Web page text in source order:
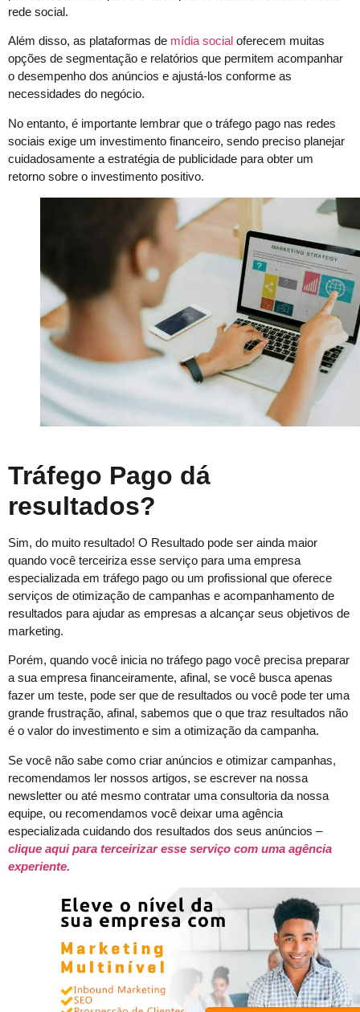
rede social.
Além disso, as plataformas de mídia social oferecem muitas
opções de segmentação e relatórios que permitem acompanhar
o desempenho dos anúncios e ajustá-los conforme as
necessidades do negócio.
No entanto, é importante lembrar que o tráfego pago nas redes
sociais exige um investimento financeiro, sendo preciso planejar
cuidadosamente a estratégia de publicidade para obter um
retorno sobre o investimento positivo.
Tráfego Pago dá
resultados?
Sim, do muito resultado! O Resultado pode ser ainda maior
quando você terceiriza esse serviço para uma empresa
especializada em tráfego pago ou um profissional que oferece
serviços de otimização de campanhas e acompanhamento de
resultados para ajudar as empresas a alcançar seus objetivos de
marketing.
Porém, quando você inicia no tráfego pago você precisa preparar
a sua empresa financeiramente, afinal, se você busca apenas
fazer um teste, pode ser que de resultados ou você pode ter uma
grande frustração, afinal, sabemos que o que traz resultados não
é o valor do investimento e sim a otimização da campanha.
Se você não sabe como criar anúncios e otimizar campanhas,
recomendamos ler nossos artigos, se escrever na nossa
newsletter ou até mesmo contratar uma consultoria da nossa
equipe, ou recomendamos você deixar uma agência
especializada cuidando dos resultados dos seus anúncios –
clique aqui para terceirizar esse serviço com uma agência
experiente.